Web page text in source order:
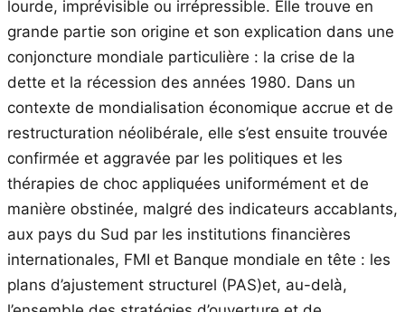
lourde, imprévisible ou irrépressible. Elle trouve en
grande partie son origine et son explication dans une
conjoncture mondiale particulière : la crise de la
dette et la récession des années 1980. Dans un
contexte de mondialisation économique accrue et de
restructuration néolibérale, elle s’est ensuite trouvée
confirmée et aggravée par les politiques et les
thérapies de choc appliquées uniformément et de
manière obstinée, malgré des indicateurs accablants,
aux pays du Sud par les institutions financières
internationales, FMI et Banque mondiale en tête : les
plans d’ajustement structurel (PAS)et, au-delà,